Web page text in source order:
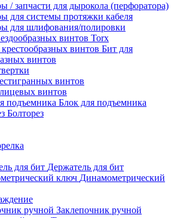
/ запчасти для дырокола (перфоратора)
для системы протяжки кабеля
для шлифования/полировки
винтов Torx
Бит для
винтов
винтов
винтов
Блок для подъемника
Болторез
Держатель для бит
Динамометрический
Заклепочник ручной